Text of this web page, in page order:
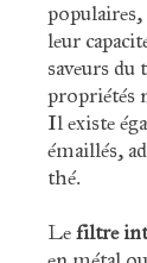
populaires,
leur
saveurs du
propriétés
Il existe
émaillés,
thé.
Le filtre
en métal